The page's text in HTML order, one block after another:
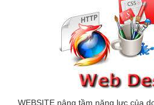
WEBSITE nâng tầm năng lực của